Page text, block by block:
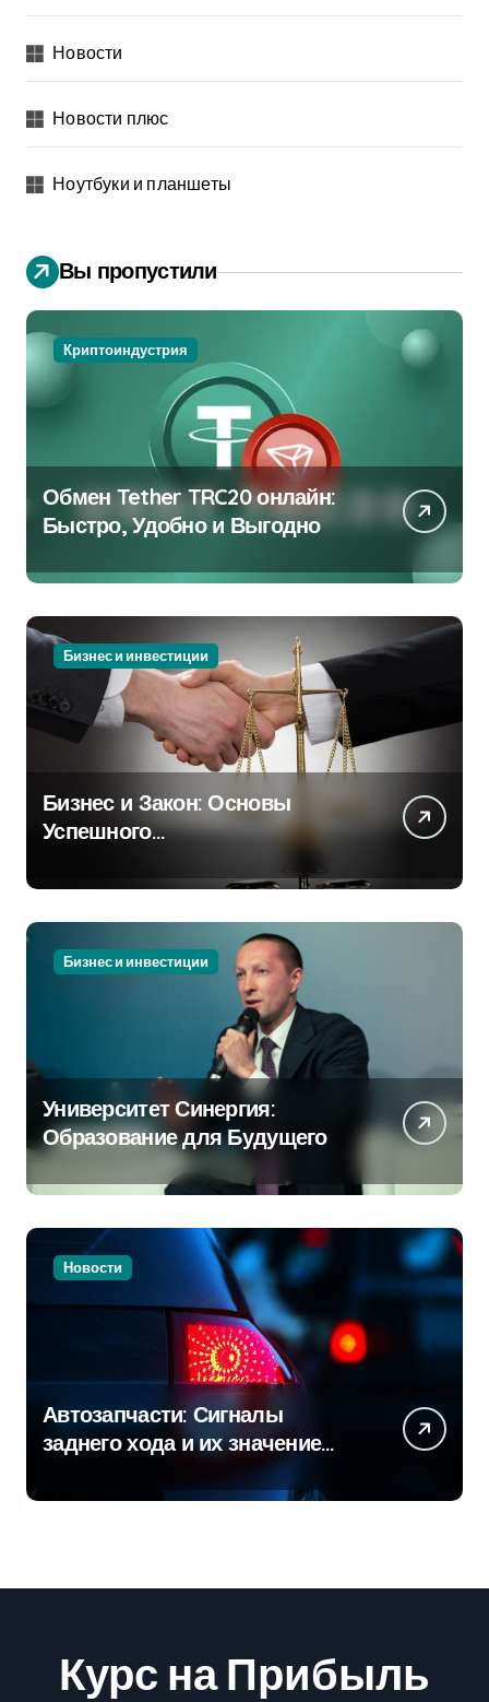
Новости
Новости плюс
Ноутбуки и планшеты
Вы пропустили
Криптоиндустрия
Обмен Tether TRC20 онлайн:
Быстро, Удобно и Выгодно
Бизнес и инвестиции
Бизнес и Закон: Основы
Успешного
Бизнес и инвестиции
Университет Синергия:
Образование для Будущего
Новости
Автозапчасти: Сигналы
заднего хода и их значение
для безопасности на дороге
Курс на Прибыль